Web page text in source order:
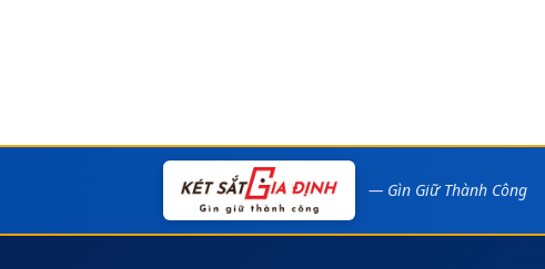
— Gìn Giữ Thành Công